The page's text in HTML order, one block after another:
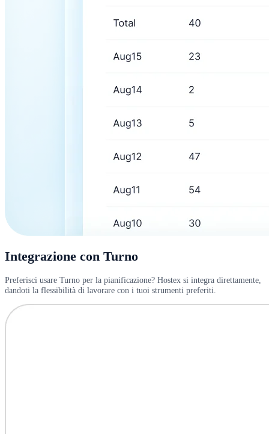
Integrazione con Turno
Preferisci usare Turno per la pianificazione? Hostex si integra direttamente,
dandoti la flessibilità di lavorare con i tuoi strumenti preferiti.